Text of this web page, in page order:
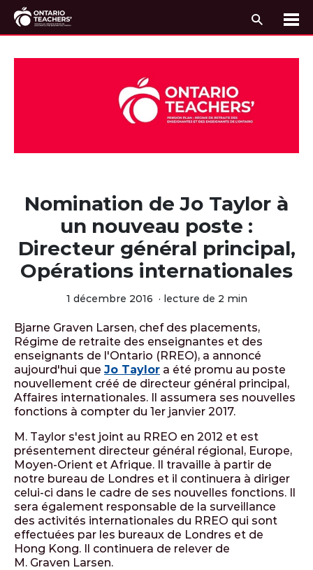
Nomination de Jo Taylor à
un nouveau poste :
Directeur général principal,
Opérations internationales
1 décembre 2016 · lecture de 2 min
Bjarne Graven Larsen, chef des placements,
Régime de retraite des enseignantes et des
enseignants de l'Ontario (RREO), a annoncé
aujourd'hui que Jo Taylor a été promu au poste
nouvellement créé de directeur général principal,
Affaires internationales. Il assumera ses nouvelles
fonctions à compter du 1er janvier 2017.
M. Taylor s'est joint au RREO en 2012 et est
présentement directeur général régional, Europe,
Moyen-Orient et Afrique. Il travaille à partir de
notre bureau de Londres et il continuera à diriger
celui-ci dans le cadre de ses nouvelles fonctions. Il
sera également responsable de la surveillance
des activités internationales du RREO qui sont
effectuées par les bureaux de Londres et de
Hong Kong. Il continuera de relever de
M. Graven Larsen.